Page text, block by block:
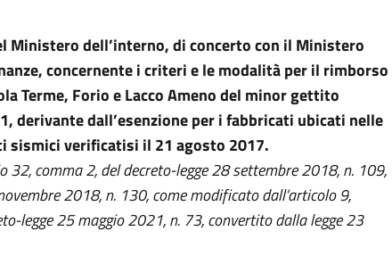
Ministero dell’interno, di concerto con il Ministero
concernente i criteri e le modalità per il rimborso
Terme, Forio e Lacco Ameno del minor gettito
derivante dall’esenzione per i fabbricati ubicati nelle
sismici verificatisi il 21 agosto 2017.
32, comma 2, del decreto-legge 28 settembre 2018, n. 109,
2018, n. 130, come modificato dall’articolo 9,
legge 25 maggio 2021, n. 73, convertito dalla legge 23